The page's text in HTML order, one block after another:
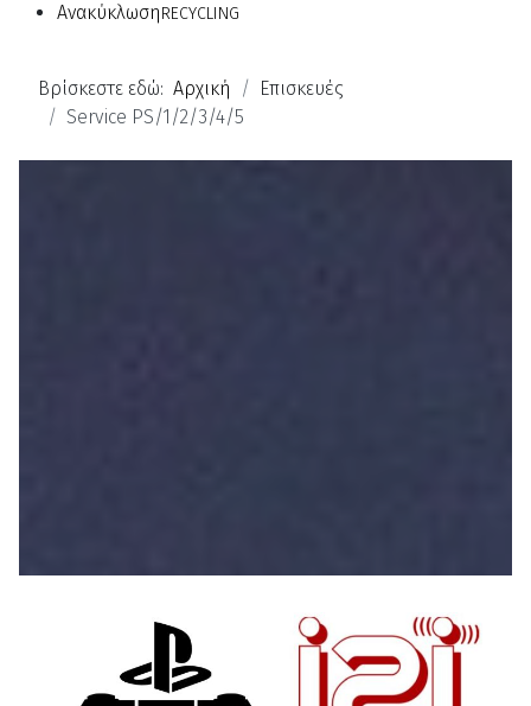
ΑνακύκλωσηRECYCLING
Βρίσκεστε εδώ: Αρχική
Επισκευές
Service PS/1/2/3/4/5